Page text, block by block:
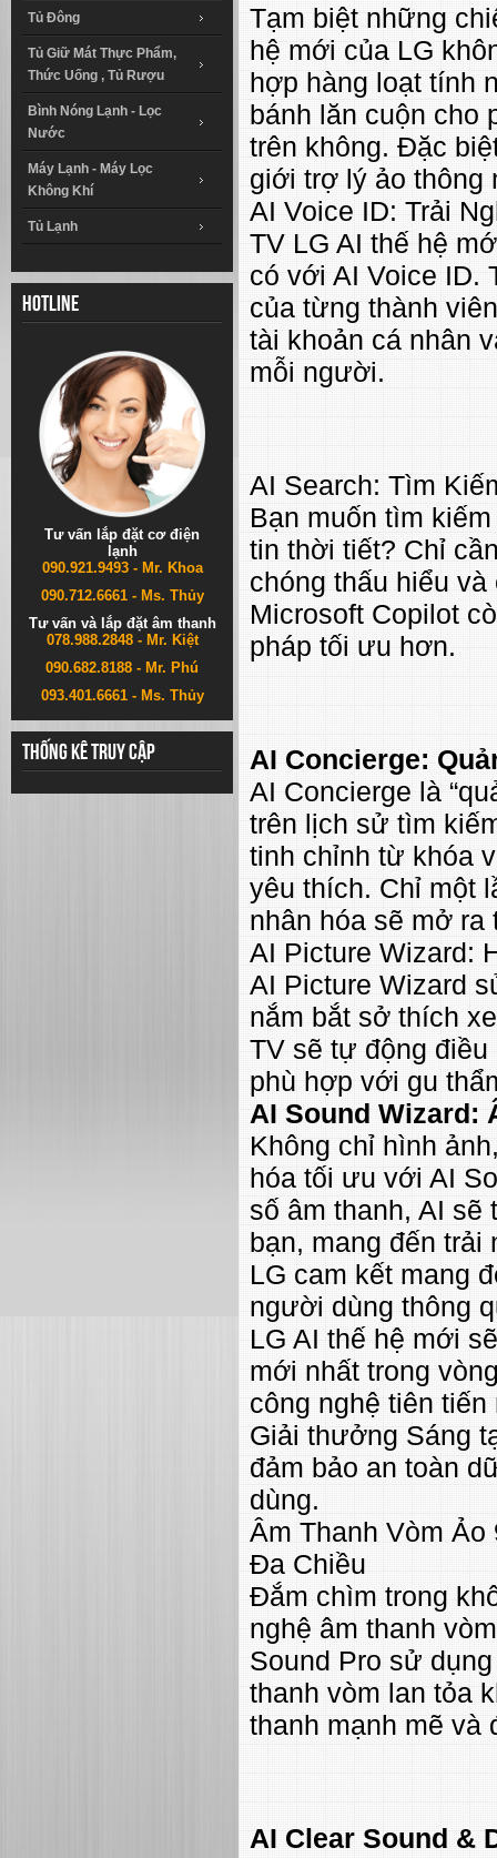
Tủ Đông
Tủ Giữ Mát Thực Phẩm,
Thức Uống , Tủ Rượu
Bình Nóng Lạnh - Lọc
Nước
Máy Lạnh - Máy Lọc
Không Khí
Tủ Lạnh
Hotline
Tư vấn lắp đặt cơ điện
lạnh
090.921.9493 - Mr. Khoa
090.712.6661 - Ms. Thủy
Tư vấn và lắp đặt âm thanh
078.988.2848 - Mr. Kiệt
090.682.8188 - Mr. Phú
093.401.6661 - Ms. Thủy
Thống kê truy cập
Tạm biệt những
hệ mới của LG
hợp hàng loạt tính
bánh lăn cuộn cho
trên không. Đặc
giới trợ lý ảo thông
AI Voice ID: Trải
TV LG AI thế hệ
có với AI Voice ID.
của từng thành
tài khoản cá nhân
mỗi người.
AI Search: Tìm
Bạn muốn tìm
tin thời tiết? Chỉ
chóng thấu hiểu
Microsoft Copilot
pháp tối ưu hơn.
AI Concierge:
AI Concierge là
trên lịch sử tìm
tinh chỉnh từ khóa
yêu thích. Chỉ một
nhân hóa sẽ mở
AI Picture Wizard:
AI Picture Wizard
nắm bắt sở thích
TV sẽ tự động
phù hợp với gu
AI Sound Wizard:
Không chỉ hình
hóa tối ưu với AI
số âm thanh, AI sẽ
bạn, mang đến trải
LG cam kết mang
người dùng thông
LG AI thế hệ mới
mới nhất trong
công nghệ tiên
Giải thưởng Sáng
đảm bảo an toàn
dùng.
Âm Thanh Vòm Ảo
Đa Chiều
Đắm chìm trong
nghệ âm thanh
Sound Pro sử
thanh vòm lan tỏa
thanh mạnh mẽ và
AI Clear Sound &